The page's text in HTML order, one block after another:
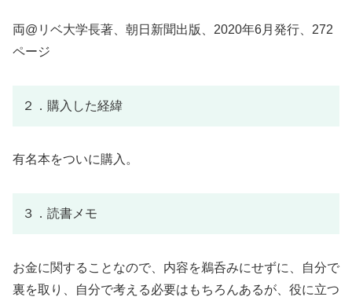
両@リベ大学長著、朝日新聞出版、2020年6月発行、272
ページ
２．購入した経緯
有名本をついに購入。
３．読書メモ
お金に関することなので、内容を鵜呑みにせずに、自分で
裏を取り、自分で考える必要はもちろんあるが、役に立つ